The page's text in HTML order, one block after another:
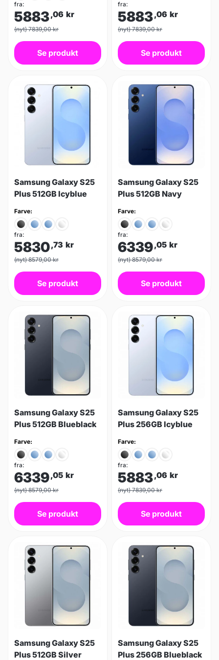
fra:
5883,06 kr
(nyt) 7839,00 kr
Se produkt
fra:
5883,06 kr
(nyt) 7839,00 kr
Se produkt
Samsung Galaxy S25
Plus 512GB Icyblue
Farve:
fra:
5830,73 kr
(nyt) 8579,00 kr
Se produkt
Samsung Galaxy S25
Plus 512GB Navy
Farve:
fra:
6339,05 kr
(nyt) 8579,00 kr
Se produkt
Samsung Galaxy S25
Plus 512GB Blueblack
Farve:
fra:
6339,05 kr
(nyt) 8579,00 kr
Se produkt
Samsung Galaxy S25
Plus 256GB Icyblue
Farve:
fra:
5883,06 kr
(nyt) 7839,00 kr
Se produkt
Samsung Galaxy S25
Plus 512GB Silver
Samsung Galaxy S25
Plus 256GB Blueblack